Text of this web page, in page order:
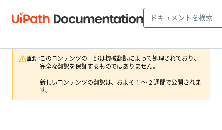
重要 :このコンテンツの一部は機械翻訳によって処理されており、
完全な翻訳を保証するものではありません。
新しいコンテンツの翻訳は、およそ 1 ～ 2 週間で公開されま
す。